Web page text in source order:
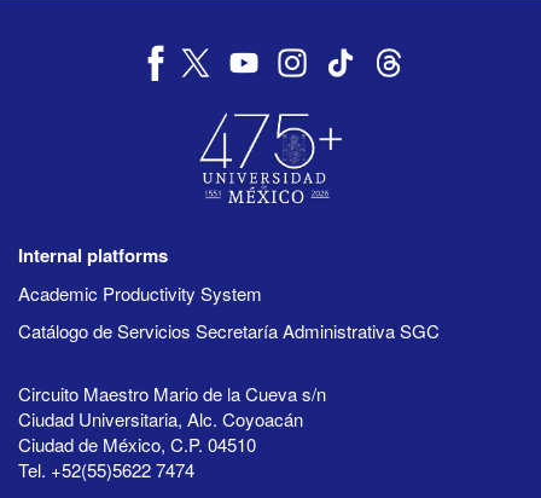
Internal platforms
Academic Productivity System
Catálogo de Servicios Secretaría Administrativa SGC
Circuito Maestro Mario de la Cueva s/n
Ciudad Universitaria, Alc. Coyoacán
Ciudad de México, C.P. 04510
Tel. +52(55)5622 7474